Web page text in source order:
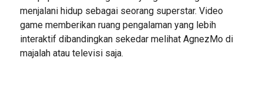
menjalani hidup sebagai seorang superstar. Video
game memberikan ruang pengalaman yang lebih
interaktif dibandingkan sekedar melihat AgnezMo di
majalah atau televisi saja.